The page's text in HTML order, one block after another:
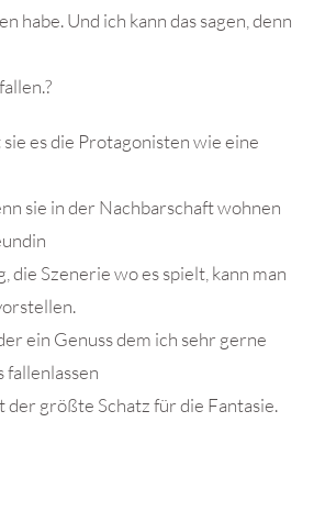
habe. Und ich kann das sagen, denn
es die Protagonisten wie eine
sie in der Nachbarschaft wohnen
die Szenerie wo es spielt, kann man
ein Genuss dem ich sehr gerne
fallenlassen
der größte Schatz für die Fantasie.